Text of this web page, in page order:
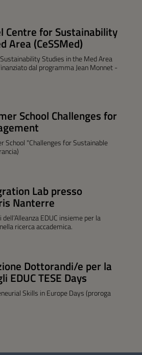
Centre for Sustainability
Area (CeSSMed)
Studies in the Med Area
dal programma Jean Monnet -
School Challenges for
School "Challenges for Sustainable
Lab presso
Nanterre
EDUC insieme per la
ricerca accademica.
Dottorandi/e per la
EDUC TESE Days
Skills in Europe Days (proroga